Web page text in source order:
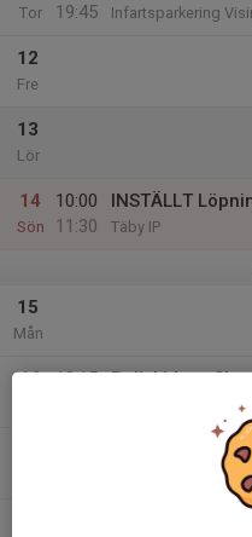
Tor
19:45
Infartsparkering
12
Fre
13
Lör
14
Sön
10:00
11:30
INSTÄLLT
Täby IP
15
Mån
16
18:15
Rullskidor -
Infartsparkering